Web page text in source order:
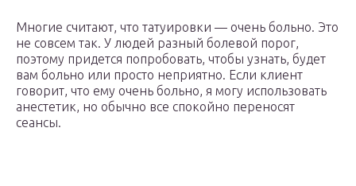
Многие считают, что татуировки — очень больно. Это
не совсем так. У людей разный болевой порог,
поэтому придется попробовать, чтобы узнать, будет
вам больно или просто неприятно. Если клиент
говорит, что ему очень больно, я могу использовать
анестетик, но обычно все спокойно переносят
сеансы.